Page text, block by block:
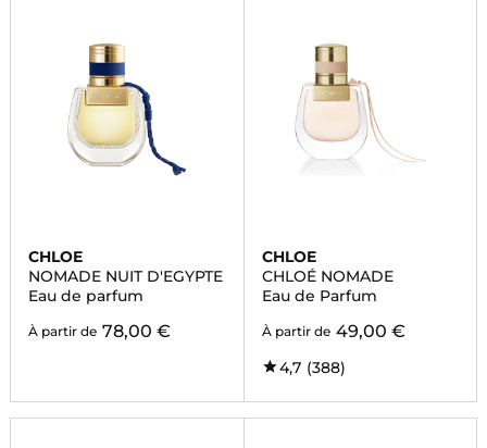
CHLOE
NOMADE NUIT D'EGYPTE
Eau de parfum
À partir de 78,00 €
CHLOE
CHLOÉ NOMADE
Eau de Parfum
À partir de 49,00 €
4,7 (388)